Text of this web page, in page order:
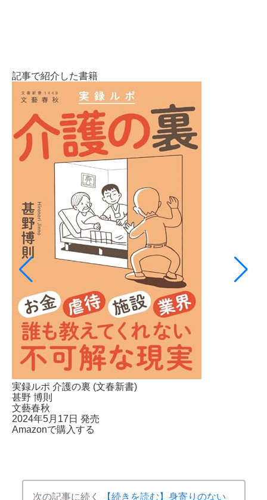
記事で紹介した書籍
実録ルポ 介護の裏 (文春新書)
甚野 博則
文藝春秋
2024年5月17日 発売
Amazonで購入する
次の記事に続く
【続きを読む】身寄りのない